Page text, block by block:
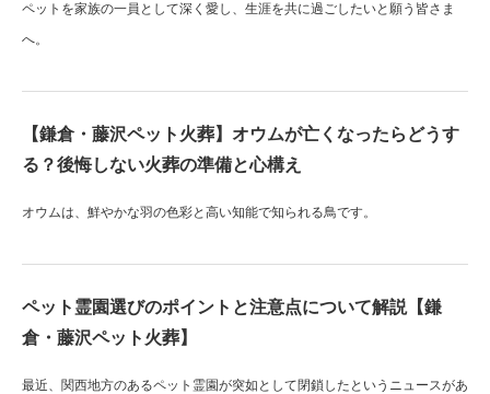
ペットを家族の一員として深く愛し、生涯を共に過ごしたいと願う皆さま
へ。
【鎌倉・藤沢ペット火葬】オウムが亡くなったらどうす
る？後悔しない火葬の準備と心構え
オウムは、鮮やかな羽の色彩と高い知能で知られる鳥です。
ペット霊園選びのポイントと注意点について解説【鎌
倉・藤沢ペット火葬】
最近、関西地方のあるペット霊園が突如として閉鎖したというニュースがあ